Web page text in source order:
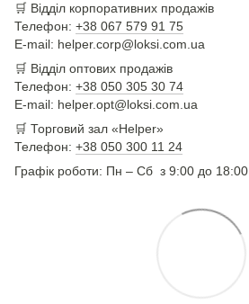
🛒 Відділ корпоративних продажів
Телефон: +38 067 579 91 75
E-mail: helper.corp@loksi.com.ua
🛒 Відділ оптових продажів
Телефон: +38 050 305 30 74
E-mail: helper.opt@loksi.com.ua
🛒 Торговий зал «Helper»
Телефон: +38 050 300 11 24
Графік роботи: Пн – Сб з 9:00 до 18:00